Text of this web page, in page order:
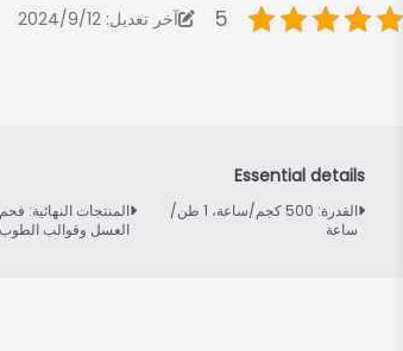
5 آخر تعديل: 2024/9/12
القدرة: 500 كجم/ساعة، 1 طن/
ساعة
المنتجات النهائية:
العسل وقوالب الطوب